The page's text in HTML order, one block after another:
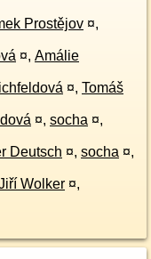
Prostějov ¤,
¤, Amálie
¤, Tomáš
¤, socha ¤,
Deutsch ¤, socha ¤,
Wolker ¤,